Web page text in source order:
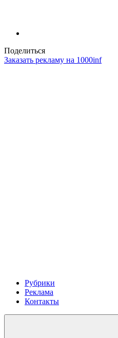
Поделиться
Заказать рекламу на 1000inf
Рубрики
Реклама
Контакты